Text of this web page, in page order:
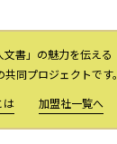
文書」の魅力を伝える
同プロジェクトです。
は
加盟社一覧へ